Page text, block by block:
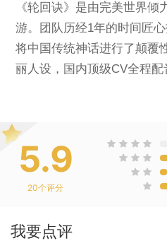
《轮回诀》是由完美世界
游。团队历经1年的时间匠
将中国传统神话进行了颠覆
丽人设，国内顶级CV全程
情体验。游戏凭借革新的
招式，让战斗过程变得极具
首望月边缘试探！每一次指
脑与微操的巅峰对决即将开
5.9
20个评分
我要点评